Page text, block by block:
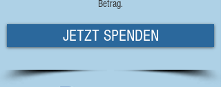
Betrag.
JETZT SPENDEN